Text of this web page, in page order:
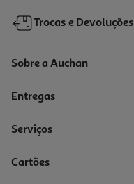
Trocas e Devoluções
Sobre a Auchan
Entregas
Serviços
Cartões